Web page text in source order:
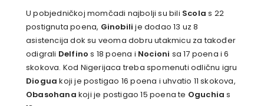
U pobjedničkoj momčadi najbolji su bili Scola s 22
postignuta poena, Ginobili je dodao 13 uz 8
asistencija dok su veoma dobru utakmicu za također
odigrali Delfino s 18 poena i Nocioni sa 17 poena i 6
skokova. Kod Nigerijaca treba spomenuti odličnu igru
Diogua koji je postigao 16 poena i uhvatio 11 skokova,
Obasohana koji je postigao 15 poena te Oguchia s